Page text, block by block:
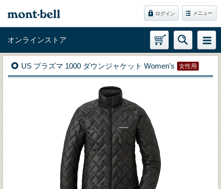
ログイン メニュー
オンラインストア
US プラズマ 1000 ダウンジャケット Women's 女性用